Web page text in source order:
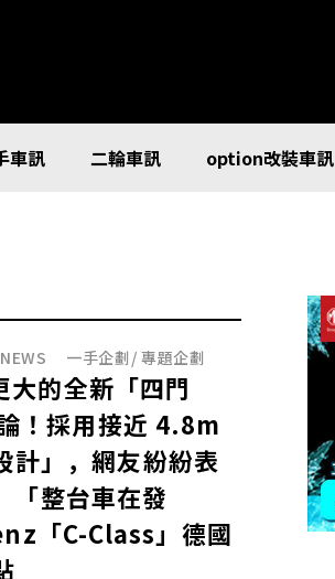
車訊 二輪車訊 option改裝車訊
一手企劃 /專題企劃
的全新「四門
！採用接近 4.8m
計」，網友紛紛表
「整台車在發
「C-Class」德國